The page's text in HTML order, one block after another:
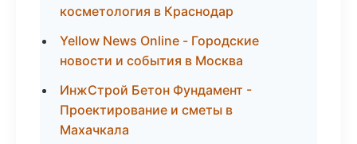
косметология в Краснодар
Yellow News Online - Городские
новости и события в Москва
ИнжСтрой Бетон Фундамент -
Проектирование и сметы в
Махачкала